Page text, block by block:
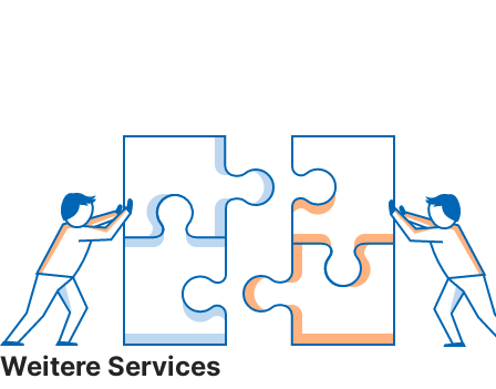
Weitere Services